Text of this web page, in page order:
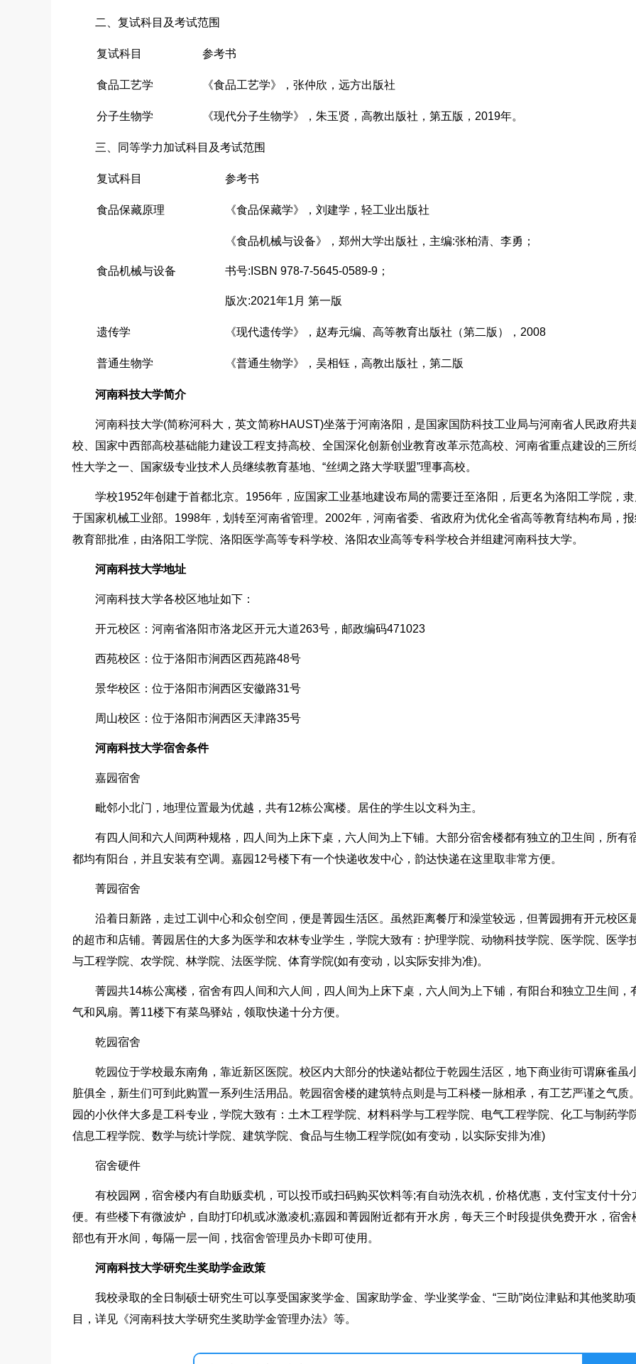
二、复试科目及考试范围
复试科目 参考书
食品工艺学 《食品工艺学》，张仲欣，远方出版社
分子生物学 《现代分子生物学》，朱玉贤，高教出版社，第五版，2019年。
三、同等学力加试科目及考试范围
复试科目 参考书
食品保藏原理 《食品保藏学》，刘建学，轻工业出版社
食品机械与设备
《食品机械与设备》，郑州大学出版社，主编:张柏清、李勇；
书号:ISBN 978-7-5645-0589-9；
版次:2021年1月 第一版
遗传学 《现代遗传学》，赵寿元编、高等教育出版社（第二版），2008
普通生物学 《普通生物学》，吴相钰，高教出版社，第二版
河南科技大学简介
河南科技大学(简称河科大，英文简称HAUST)坐落于河南洛阳，是国家国防科技工业局与河南省人民政府共
校、国家中西部高校基础能力建设工程支持高校、全国深化创新创业教育改革示范高校、河南省重点建设的三所
性大学之一、国家级专业技术人员继续教育基地、“丝绸之路大学联盟”理事高校。
学校1952年创建于首都北京。1956年，应国家工业基地建设布局的需要迁至洛阳，后更名为洛阳工学院，隶
于国家机械工业部。1998年，划转至河南省管理。2002年，河南省委、省政府为优化全省高等教育结构布局，
教育部批准，由洛阳工学院、洛阳医学高等专科学校、洛阳农业高等专科学校合并组建河南科技大学。
河南科技大学地址
河南科技大学各校区地址如下：
开元校区：河南省洛阳市洛龙区开元大道263号，邮政编码471023
西苑校区：位于洛阳市涧西区西苑路48号
景华校区：位于洛阳市涧西区安徽路31号
周山校区：位于洛阳市涧西区天津路35号
河南科技大学宿舍条件
嘉园宿舍
毗邻小北门，地理位置最为优越，共有12栋公寓楼。居住的学生以文科为主。
有四人间和六人间两种规格，四人间为上床下桌，六人间为上下铺。大部分宿舍楼都有独立的卫生间，所有
都均有阳台，并且安装有空调。嘉园12号楼下有一个快递收发中心，韵达快递在这里取非常方便。
菁园宿舍
沿着日新路，走过工训中心和众创空间，便是菁园生活区。虽然距离餐厅和澡堂较远，但菁园拥有开元校区
的超市和店铺。菁园居住的大多为医学和农林专业学生，学院大致有：护理学院、动物科技学院、医学院、医学
与工程学院、农学院、林学院、法医学院、体育学院(如有变动，以实际安排为准)。
菁园共14栋公寓楼，宿舍有四人间和六人间，四人间为上床下桌，六人间为上下铺，有阳台和独立卫生间，
气和风扇。菁11楼下有菜鸟驿站，领取快递十分方便。
乾园宿舍
乾园位于学校最东南角，靠近新区医院。校区内大部分的快递站都位于乾园生活区，地下商业街可谓麻雀虽
脏俱全，新生们可到此购置一系列生活用品。乾园宿舍楼的建筑特点则是与工科楼一脉相承，有工艺严谨之气质
园的小伙伴大多是工科专业，学院大致有：土木工程学院、材料科学与工程学院、电气工程学院、化工与制药学
信息工程学院、数学与统计学院、建筑学院、食品与生物工程学院(如有变动，以实际安排为准)
宿舍硬件
有校园网，宿舍楼内有自助贩卖机，可以投币或扫码购买饮料等;有自动洗衣机，价格优惠，支付宝支付十分
便。有些楼下有微波炉，自助打印机或冰激凌机;嘉园和菁园附近都有开水房，每天三个时段提供免费开水，宿舍
部也有开水间，每隔一层一间，找宿舍管理员办卡即可使用。
河南科技大学研究生奖助学金政策
我校录取的全日制硕士研究生可以享受国家奖学金、国家助学金、学业奖学金、“三助”岗位津贴和其他奖助项
目，详见《河南科技大学研究生奖助学金管理办法》等。